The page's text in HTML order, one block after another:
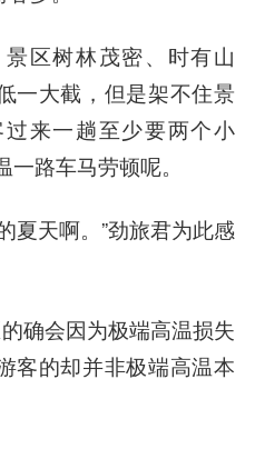
区树林茂密、时有山
一大截，但是架不住景
来一趟至少要两个小
路车马劳顿呢。
夏天啊。”劲旅君为此感
确会因为极端高温损失
客的却并非极端高温本